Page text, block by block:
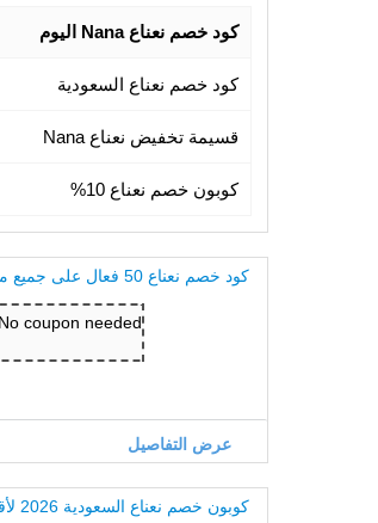
كود خصم نعناع Nana اليوم
كود خصم نعناع السعودية
قسيمة تخفيض نعناع Nana
كوبون خصم نعناع 10%
كود خصم نعناع 50 فعال على جميع منتجات Nana
No coupon needed.
عرض التفاصيل
كوبون خصم نعناع السعودية 2026 لأقوي عروض العملاء الجدد